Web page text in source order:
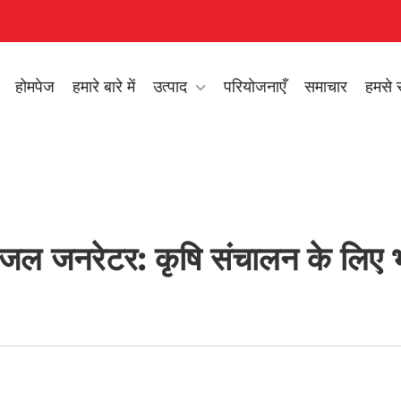
होमपेज हमारे बारे में उत्पाद परियोजनाएँ समाचार हमसे
जनरेटर: कृषि संचालन के लिए